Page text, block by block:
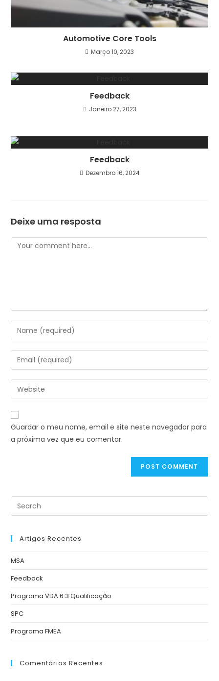
Automotive Core Tools
Março 10, 2023
Feedback
Janeiro 27, 2023
Feedback
Dezembro 16, 2024
Deixe uma resposta
Guardar o meu nome, email e site neste navegador para
a próxima vez que eu comentar.
Artigos Recentes
MSA
Feedback
Programa VDA 6.3 Qualificação
SPC
Programa FMEA
Comentários Recentes